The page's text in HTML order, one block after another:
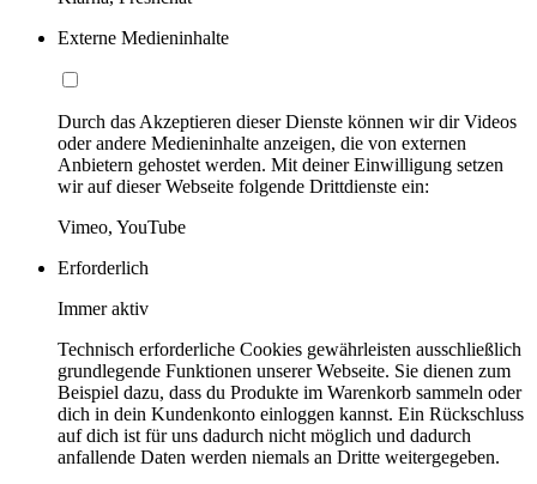
Externe Medieninhalte
Durch das Akzeptieren dieser Dienste können wir dir Videos
oder andere Medieninhalte anzeigen, die von externen
Anbietern gehostet werden. Mit deiner Einwilligung setzen
wir auf dieser Webseite folgende Drittdienste ein:
Vimeo, YouTube
Erforderlich
Immer aktiv
Technisch erforderliche Cookies gewährleisten ausschließlich
grundlegende Funktionen unserer Webseite. Sie dienen zum
Beispiel dazu, dass du Produkte im Warenkorb sammeln oder
dich in dein Kundenkonto einloggen kannst. Ein Rückschluss
auf dich ist für uns dadurch nicht möglich und dadurch
anfallende Daten werden niemals an Dritte weitergegeben.